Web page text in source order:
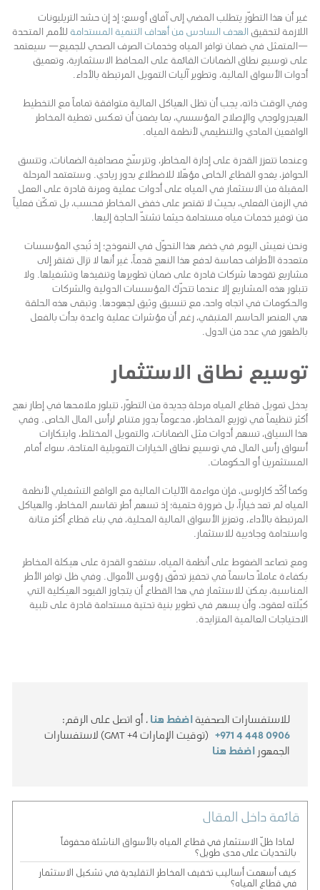
غير أن هذا التطوّر يتطلب المضي إلى آفاق أوسع؛ إذ إن حشد التريليونات
اللازمة لتحقيق الهدف السادس من أهداف التنمية المستدامة للأمم المتحدة
—المتمثل في ضمان توافر المياه وخدمات الصرف الصحي للجميع— سيعتمد
على توسيع نطاق الضمانات القائمة على المحافظ الاستثمارية، وتعميق
أدوات الأسواق المالية، وتطوير آليات التمويل المرتبطة بالأداء.
وفي الوقت ذاته، يجب أن تظل الهياكل المالية متوافقة تماماً مع التخطيط
الهيدرولوجي والإصلاح المؤسسي، بما يضمن أن تعكس تغطية المخاطر
الواقعين المادي والتنظيمي لأنظمة المياه.
وعندما تتعزز القدرة على إدارة المخاطر، وتترسّخ مصداقية الضمانات، وتتسق
الحوافز، يغدو القطاع الخاص مؤهّلاً للاضطلاع بدور ريادي. وستعتمد المرحلة
المقبلة من الاستثمار في المياه على أدوات عملية ومرنة قادرة على العمل
في الزمن الفعلي، بحيث لا تقتصر على خفض المخاطر فحسب، بل تمكّن فعلياً
من توفير خدمات مياه مستدامة حيثما تشتدّ الحاجة إليها.
ونحن نعيش اليوم في خضم هذا التحوّل في النموذج؛ إذ تُبدي المؤسسات
متعددة الأطراف حماسة لدفع هذا النهج قدماً، غير أنها لا تزال تفتقر إلى
مشاريع تقودها شركات قادرة على ضمان تطويرها وتنفيذها وتشغيلها. ولا
تتبلور هذه المشاريع إلا عندما تتحرّك المؤسسات الدولية والشركات
والحكومات في اتجاه واحد، مع تنسيق وثيق لجهودها. وتبقى هذه الحلقة
هي العنصر الحاسم المتبقي، رغم أن مؤشرات عملية واعدة بدأت بالفعل
بالظهور في عدد من الدول.
توسيع نطاق الاستثمار
يدخل تمويل قطاع المياه مرحلة جديدة من التطوّر، تتبلور ملامحها في إطار نهج
أكثر تنظيماً في توزيع المخاطر، مدعوماً بدور متنامٍ لرأس المال الخاص. وفي
هذا السياق، تسهم أدوات مثل الضمانات، والتمويل المختلط، وابتكارات
أسواق رأس المال في توسيع نطاق الخيارات التمويلية المتاحة، سواء أمام
المستثمرين أو الحكومات.
وكما أكّد كارلوس، فإن مواءمة الآليات المالية مع الواقع التشغيلي لأنظمة
المياه لم تعد خياراً، بل ضرورة حتمية؛ إذ تسهم أطر تقاسم المخاطر، والهياكل
المرتبطة بالأداء، وتعزيز الأسواق المالية المحلية، في بناء قطاع أكثر متانة
واستدامة وجاذبية للاستثمار.
ومع تصاعد الضغوط على أنظمة المياه، ستغدو القدرة على هيكلة المخاطر
بكفاءة عاملاً حاسماً في تحفيز تدفّق رؤوس الأموال. وفي ظل توافر الأطر
المناسبة، يمكن للاستثمار في هذا القطاع أن يتجاوز القيود الهيكلية التي
كبّلته لعقود، وأن يسهم في تطوير بنية تحتية مستدامة قادرة على تلبية
الاحتياجات العالمية المتزايدة.
للاستفسارات الصحفيةاضغط هنا، أو اتصل على الرقم:
+971 4 448 0906
(توقيت الإمارات GMT +4) لاستفسارات
الجمهور اضغط هنا
قائمة داخل المقال
لماذا ظلّ الاستثمار في قطاع المياه بالأسواق الناشئة محفوفاً
بالتحديات على مدى طويل؟
كيف أسهمت أساليب تخفيف المخاطر التقليدية في تشكيل الاستثمار
في قطاع المياه؟